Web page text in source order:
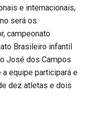
e internacionais,
será os
campeonato
Brasileiro infantil
José dos Campos
equipe participará e
dez atletas e dois